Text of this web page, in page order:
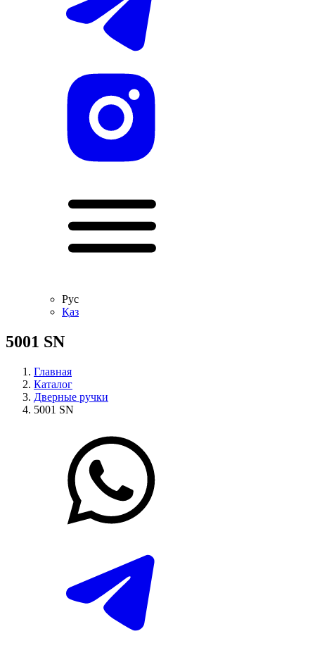
Рус
Қаз
5001 SN
Главная
Каталог
Дверные ручки
5001 SN